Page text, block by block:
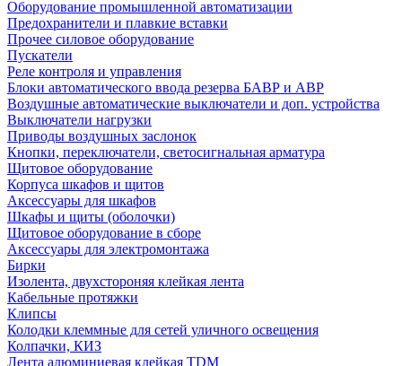
Оборудование промышленной автоматизации
Предохранители и плавкие вставки
Прочее силовое оборудование
Пускатели
Реле контроля и управления
Блоки автоматического ввода резерва БАВР и АВР
Воздушные автоматические выключатели и доп. устройства
Выключатели нагрузки
Приводы воздушных заслонок
Кнопки, переключатели, светосигнальная арматура
Щитовое оборудование
Корпуса шкафов и щитов
Аксессуары для шкафов
Шкафы и щиты (оболочки)
Щитовое оборудование в сборе
Аксессуары для электромонтажа
Бирки
Изолента, двухстороняя клейкая лента
Кабельные протяжки
Клипсы
Колодки клеммные для сетей уличного освещения
Колпачки, КИЗ
Лента алюминиевая клейкая TDM